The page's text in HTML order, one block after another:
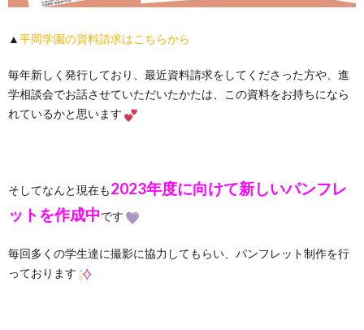
▲平岡学園の資料請求はこちらから
毎年新しく発行しており、最近資料請求をしてくださった方や、進
学相談会でお話させていただいたかたは、この資料をお持ちになら
れているかと思います
そしてなんと現在も2023年度に向けて新しいパンフレ
ットを作成中です
毎回多くの学生達に撮影に協力してもらい、パンフレット制作を行
っております